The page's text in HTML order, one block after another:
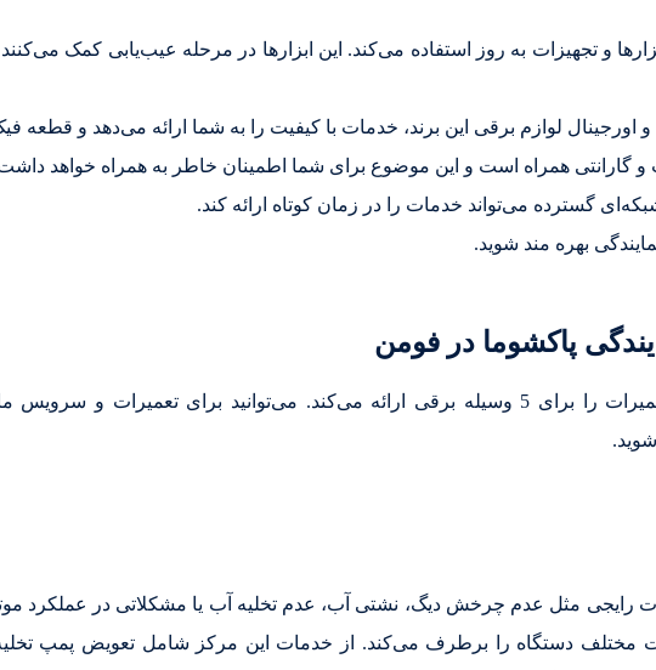
و تجهیزات به روز استفاده می‌کند. این ابزارها در مرحله عیب‌یابی کمک
لوازم برقی این برند، خدمات با کیفیت را به شما ارائه می‌دهد و قطعه
و گارانتی همراه است و این موضوع برای شما اطمینان خاطر به همراه خواهد
گسترده می‌تواند خدمات را در زمان کوتاه ارائه کند.
بهره مند شوید.
نمایندگی پاکشوما در فومن، خدمات سرویس و تعمیرات را برای 5 وسیله برقی ارائه می‌کند.
رایجی مثل عدم چرخش دیگ، نشتی آب، عدم تخلیه آب یا مشکلاتی در عملکرد
مختلف دستگاه را برطرف می‌کند. از خدمات این مرکز شامل تعویض پمپ